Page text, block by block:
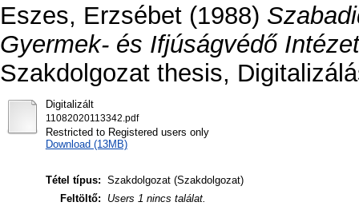
Eszes, Erzsébet (1988)
Gyermek- és Ifjúságvédő
Szakdolgozat thesis,
Digitalizált
11082020113342.pdf
Restricted to Registered users only
Download (13MB)
Tétel típus: Szakdolgozat (Szakdolgozat)
Feltöltő:
Users 1 nincs találat.